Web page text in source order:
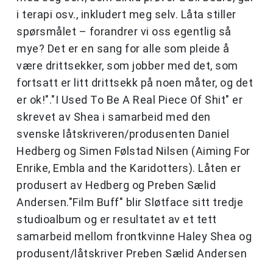
i terapi osv., inkludert meg selv. Låta stiller
spørsmålet – forandrer vi oss egentlig så
mye? Det er en sang for alle som pleide å
være drittsekker, som jobber med det, som
fortsatt er litt drittsekk på noen måter, og det
er ok!"."I Used To Be A Real Piece Of Shit" er
skrevet av Shea i samarbeid med den
svenske låtskriveren/produsenten Daniel
Hedberg og Simen Følstad Nilsen (Aiming For
Enrike, Embla and the Karidotters). Låten er
produsert av Hedberg og Preben Sælid
Andersen."Film Buff" blir Sløtface sitt tredje
studioalbum og er resultatet av et tett
samarbeid mellom frontkvinne Haley Shea og
produsent/låtskriver Preben Sælid Andersen